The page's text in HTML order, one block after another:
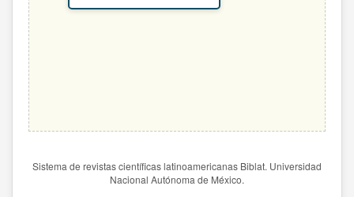
Sistema de revistas científicas latinoamericanas Biblat. Universidad
Nacional Autónoma de México.